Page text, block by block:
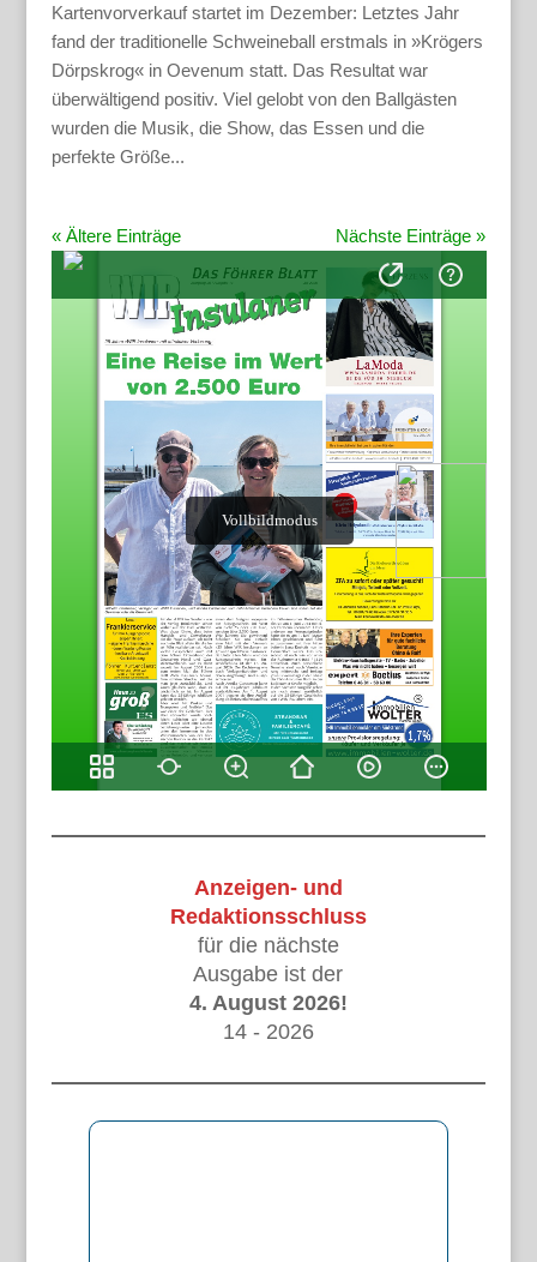
Kartenvorverkauf startet im Dezember: Letztes Jahr
fand der traditionelle Schweineball erstmals in »Krögers
Dörpskrog« in Oevenum statt. Das Resultat war
überwältigend positiv. Viel gelobt von den Ballgästen
wurden die Musik, die Show, das Essen und die
perfekte Größe...
« Ältere Einträge Nächste Einträge »
Anzeigen- und
Redaktionsschluss
für die nächste
Ausgabe ist der
4. August 2026!
14 - 2026